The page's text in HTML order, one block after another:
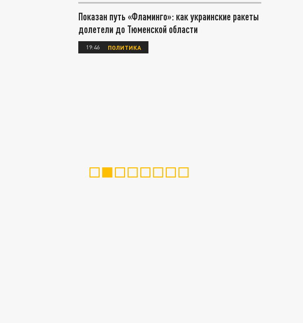
Показан путь «Фламинго»: как украинские ракеты
долетели до Тюменской области
19:46 ПОЛИТИКА